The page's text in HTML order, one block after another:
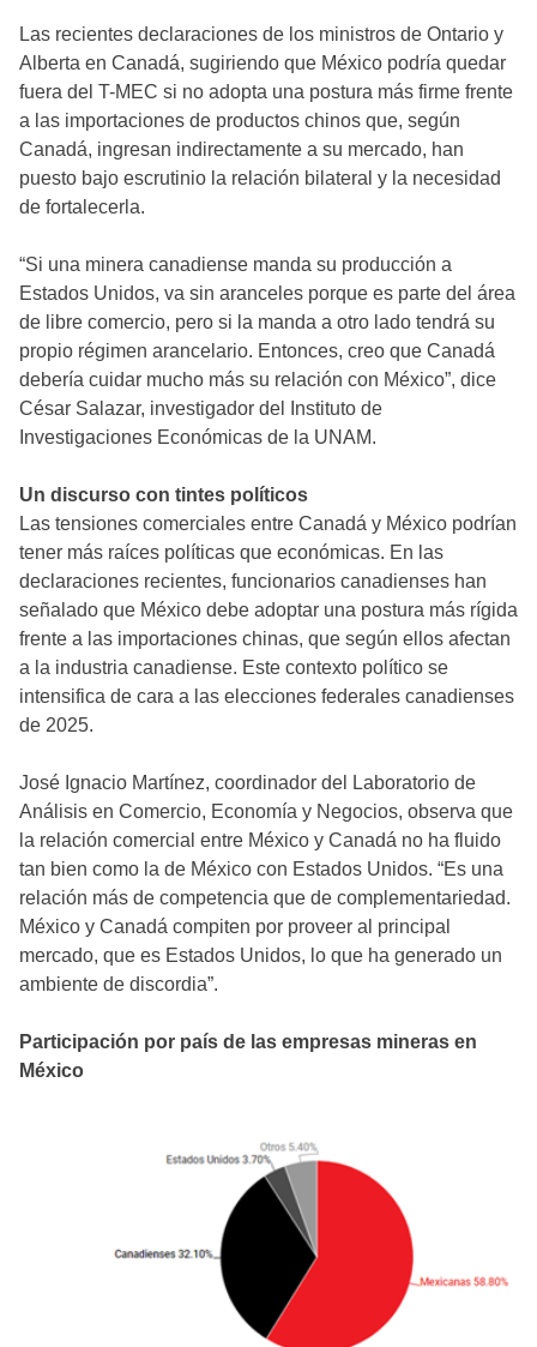
Las recientes declaraciones de los ministros de Ontario y
Alberta en Canadá, sugiriendo que México podría quedar
fuera del T-MEC si no adopta una postura más firme frente
a las importaciones de productos chinos que, según
Canadá, ingresan indirectamente a su mercado, han
puesto bajo escrutinio la relación bilateral y la necesidad
de fortalecerla.
“Si una minera canadiense manda su producción a
Estados Unidos, va sin aranceles porque es parte del área
de libre comercio, pero si la manda a otro lado tendrá su
propio régimen arancelario. Entonces, creo que Canadá
debería cuidar mucho más su relación con México”, dice
César Salazar, investigador del Instituto de
Investigaciones Económicas de la UNAM.
Un discurso con tintes políticos
Las tensiones comerciales entre Canadá y México podrían
tener más raíces políticas que económicas. En las
declaraciones recientes, funcionarios canadienses han
señalado que México debe adoptar una postura más rígida
frente a las importaciones chinas, que según ellos afectan
a la industria canadiense. Este contexto político se
intensifica de cara a las elecciones federales canadienses
de 2025.
José Ignacio Martínez, coordinador del Laboratorio de
Análisis en Comercio, Economía y Negocios, observa que
la relación comercial entre México y Canadá no ha fluido
tan bien como la de México con Estados Unidos. “Es una
relación más de competencia que de complementariedad.
México y Canadá compiten por proveer al principal
mercado, que es Estados Unidos, lo que ha generado un
ambiente de discordia”.
Participación por país de las empresas mineras en
México